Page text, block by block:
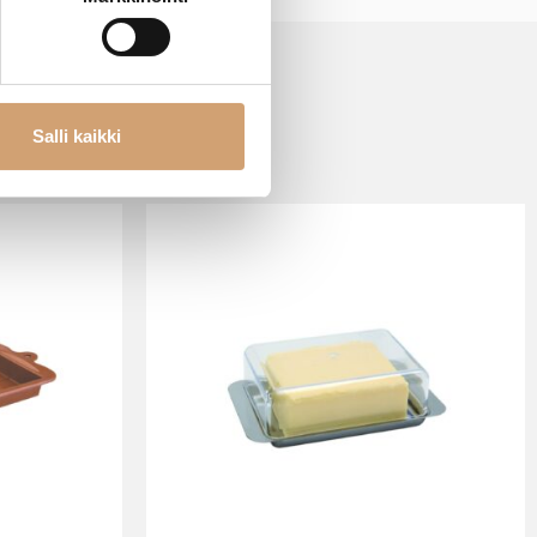
Salli kaikki